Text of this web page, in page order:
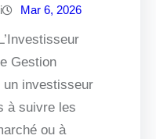
Mar 6, 2026
Gestion
un investisseur
à suivre les
ou à